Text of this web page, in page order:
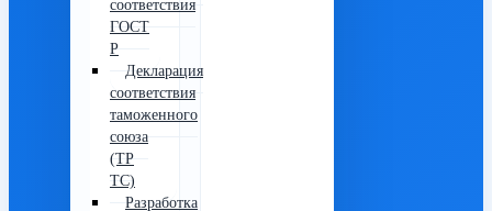
соответствия
ГОСТ
Р
Декларация
соответствия
таможенного
союза
(ТР
ТС)
Разработка